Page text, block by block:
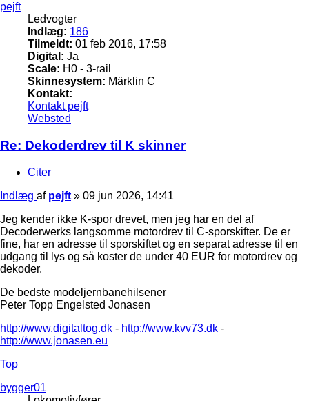
pejft
Ledvogter
Indlæg: 186
Tilmeldt: 01 feb 2016, 17:58
Digital: Ja
Scale: H0 - 3-rail
Skinnesystem: Märklin C
Kontakt:
Kontakt pejft
Websted
Re: Dekoderdrev til K skinner
Citer
Indlæg af pejft » 09 jun 2026, 14:41
Jeg kender ikke K-spor drevet, men jeg har en del af
Decoderwerks langsomme motordrev til C-sporskifter. De er
fine, har en adresse til sporskiftet og en separat adresse til en
udgang til lys og så koster de under 40 EUR for motordrev og
dekoder.
De bedste modeljernbanehilsener
Peter Topp Engelsted Jonasen
http://www.digitaltog.dk - http://www.kvv73.dk -
http://www.jonasen.eu
Top
bygger01